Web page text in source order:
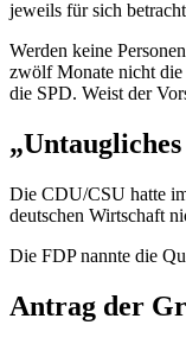
jeweils für sich
Werden keine
zwölf Monate nicht die
die SPD. Weist der
Die CDU/CSU hatte
deutschen Wirtschaft
Die FDP nannte die
Antrag der